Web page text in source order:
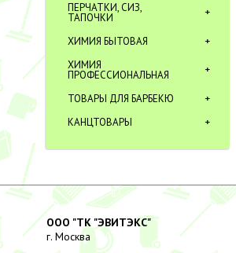
ПЕРЧАТКИ, СИЗ,
ТАПОЧКИ
ХИМИЯ БЫТОВАЯ
ХИМИЯ
ПРОФЕССИОНАЛЬНАЯ
ТОВАРЫ ДЛЯ БАРБЕКЮ
КАНЦТОВАРЫ
ООО "ТК "ЭВИТЭКС"
г. Москва